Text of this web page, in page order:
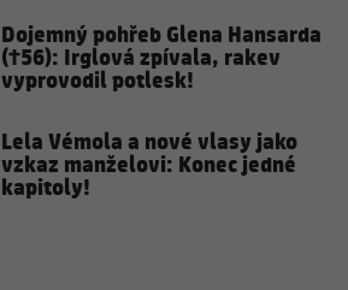
Dojemný pohřeb Glena Hansarda
(†56): Irglová zpívala, rakev
vyprovodil potlesk!
Lela Vémola a nové vlasy jako
vzkaz manželovi: Konec jedné
kapitoly!